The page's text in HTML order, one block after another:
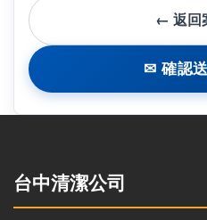
← 返回
✉ 確認
台中清潔公司